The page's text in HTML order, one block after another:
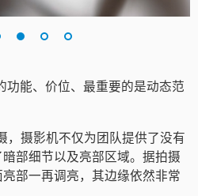
能、价位、最重要的是动态范
，摄影机不仅为团队提供了没有
部细节以及亮部区域。据拍摄
部一再调亮，其边缘依然非常